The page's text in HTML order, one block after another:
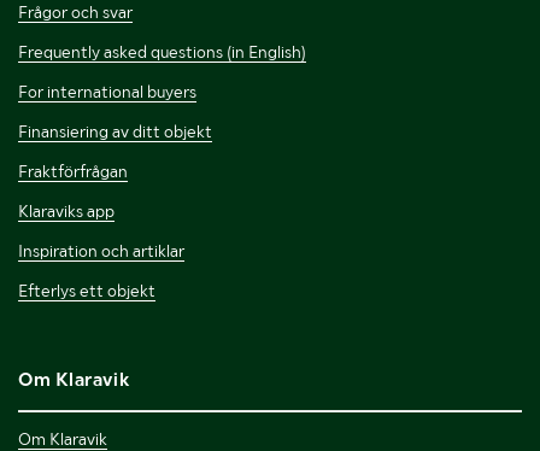
Frågor och svar
Frequently asked questions (in English)
For international buyers
Finansiering av ditt objekt
Fraktförfrågan
Klaraviks app
Inspiration och artiklar
Efterlys ett objekt
Om Klaravik
Om Klaravik